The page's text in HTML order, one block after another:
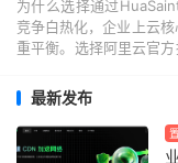
为什么选择通过
竞争白热化，企业上云
重平衡。选择阿里云官
最新发布